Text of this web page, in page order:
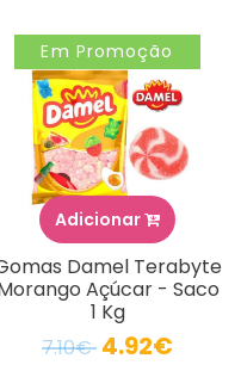
Em Promoção
Adicionar
Damel Terabyte
Açúcar - Saco
1 Kg
7.10€ 4.92€